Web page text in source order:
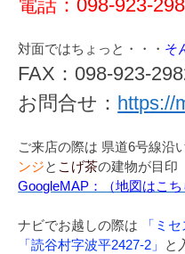
電話：098-923-
対面ではちょっと・・・ そ
FAX：098-923-
お問合せ： https://
ご来店の際は 県道6号線沿
ンジと こげ茶の建物が目印
GoogleMAP：（地図はこち
ナビでお越しの際は 「ミ
「読谷村字波平2427-2」
と